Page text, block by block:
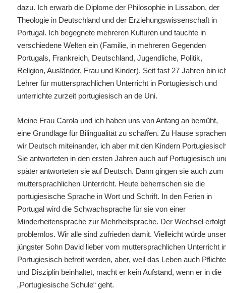
dazu. Ich erwarb die Diplome der Philosophie in Lissabon, der
Theologie in Deutschland und der Erziehungswissenschaft in
Portugal. Ich begegnete mehreren Kulturen und tauchte in
verschiedene Welten ein (Familie, in mehreren Gegenden
Portugals, Frankreich, Deutschland, Jugendliche, Politik,
Religion, Ausländer, Frau und Kinder). Seit fast 27 Jahren bin
Lehrer für muttersprachlichen Unterricht in Portugiesisch und
unterrichte zurzeit portugiesisch an de Uni.
Meine Frau Carola und ich haben uns von Anfang an bemüht,
eine Grundlage für Bilingualität zu schaffen. Zu Hause sprachen
wir Deutsch miteinander, ich aber mit den Kindern
Sie antworteten in den ersten Jahren auch auf Portugiesisch
später antworteten sie auf Deutsch. Dann gingen sie auch zum
muttersprachlichen Unterricht. Heute beherrschen sie die
portugiesische Sprache in Wort und Schrift. In den Ferien in
Portugal wird die Schwachsprache für sie von einer
Minderheitensprache zur Mehrheitsprache. Der Wechsel erfolgt
problemlos. Wir alle sind zufrieden damit. Vielleicht würde unser
jüngster Sohn David lieber vom muttersprachlichen Unterricht
Portugiesisch befreit werden, aber, weil das Leben auch
und Disziplin beinhaltet, macht er kein Aufstand, wenn er in die
„Portugiesische Schule“ geht.